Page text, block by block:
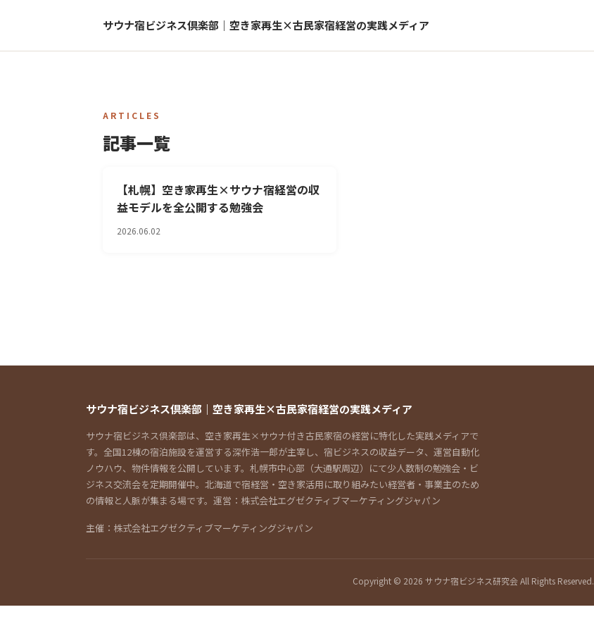
サウナ宿ビジネス倶楽部｜空き家再生×古民家宿経営の実践メディア
ARTICLES
記事一覧
【札幌】空き家再生×サウナ宿経営の収
益モデルを全公開する勉強会
2026.06.02
サウナ宿ビジネス倶楽部｜空き家再生×古民家宿経営の実践メディア
サウナ宿ビジネス倶楽部は、空き家再生×サウナ付き古民家宿の経営に特化した実践メディアで
す。全国12棟の宿泊施設を運営する深作浩一郎が主宰し、宿ビジネスの収益データ、運営自動化
ノウハウ、物件情報を公開しています。札幌市中心部（大通駅周辺）にて少人数制の勉強会・ビ
ジネス交流会を定期開催中。北海道で宿経営・空き家活用に取り組みたい経営者・事業主のため
の情報と人脈が集まる場です。運営：株式会社エグゼクティブマーケティングジャパン
主催：株式会社エグゼクティブマーケティングジャパン
Copyright © 2026 サウナ宿ビジネス研究会 All Rights Reserved.